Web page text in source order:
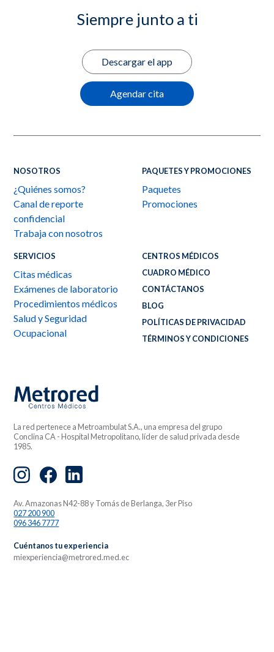
Siempre junto a ti
Descargar el app
Agendar cita
La red pertenece a Metroambulat S.A., una empresa del grupo
Conclina CA - Hospital Metropolitano, líder de salud privada desde
1985.
Av. Amazonas N42-88 y Tomás de Berlanga, 3er Piso
027 200 900
096 346 7777
Cuéntanos tu experiencia
miexperiencia@metrored.med.ec
NOSOTROS
¿Quiénes somos?
Canal de reporte
confidencial
Trabaja con nosotros
SERVICIOS
Citas médicas
Exámenes de laboratorio
Procedimientos médicos
Salud y Seguridad
Ocupacional
PAQUETES Y PROMOCIONES
Paquetes
Promociones
CENTROS MÉDICOS
CUADRO MÉDICO
CONTÁCTANOS
BLOG
POLÍTICAS DE PRIVACIDAD
TÉRMINOS Y CONDICIONES